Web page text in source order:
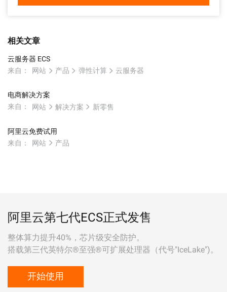
相关文章
云服务器 ECS
来自：
网站 产品 弹性计算 云服务器
电商解决方案
来自：
网站 解决方案 新零售
阿里云免费试用
来自：
网站 产品
阿里云第七代ECS正式发售
整体算力提升40%，芯片级安全防护。
搭载第三代英特尔®至强®可扩展处理器（代号"IceLake")。
开始使用